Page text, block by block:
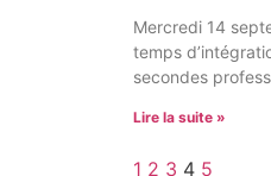
Mercredi 14
temps
secondes
Lire la suite »
1 2 3 4 5